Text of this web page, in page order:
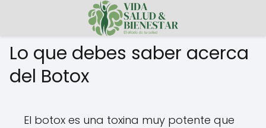
Lo que debes saber acerca
del Botox
El botox es una toxina muy potente que